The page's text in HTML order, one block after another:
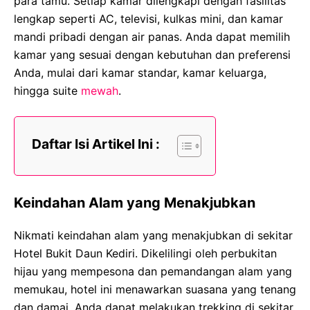
lengkap seperti AC, televisi, kulkas mini, dan kamar
mandi pribadi dengan air panas. Anda dapat memilih
kamar yang sesuai dengan kebutuhan dan preferensi
Anda, mulai dari kamar standar, kamar keluarga,
hingga suite mewah.
Daftar Isi Artikel Ini :
Keindahan Alam yang Menakjubkan
Nikmati keindahan alam yang menakjubkan di sekitar
Hotel Bukit Daun Kediri. Dikelilingi oleh perbukitan
hijau yang mempesona dan pemandangan alam yang
memukau, hotel ini menawarkan suasana yang tenang
dan damai. Anda dapat melakukan trekking di sekitar